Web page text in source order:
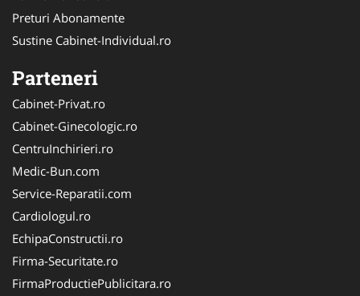
Preturi Abonamente
Sustine Cabinet-Individual.ro
Parteneri
Cabinet-Privat.ro
Cabinet-Ginecologic.ro
CentruInchirieri.ro
Medic-Bun.com
Service-Reparatii.com
Cardiologul.ro
EchipaConstructii.ro
Firma-Securitate.ro
FirmaProductiePublicitara.ro